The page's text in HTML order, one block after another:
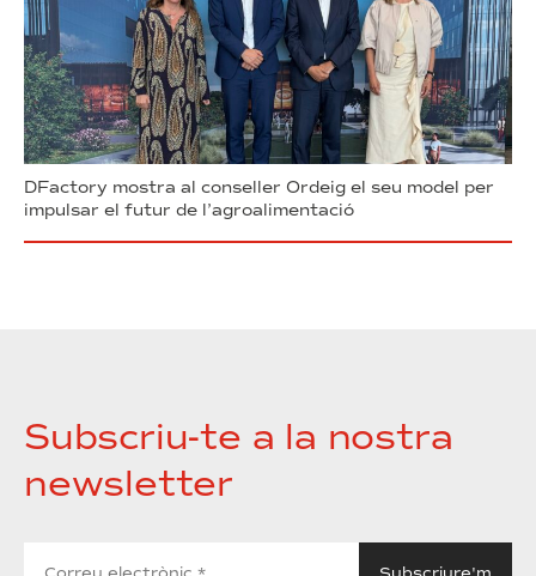
DFactory mostra al conseller Ordeig el seu model per
impulsar el futur de l’agroalimentació
Subscriu-te a la nostra
newsletter